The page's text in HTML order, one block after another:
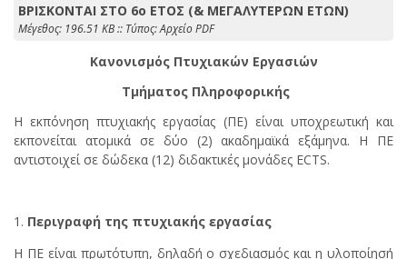
ΒΡΙΣΚΟΝΤΑΙ ΣΤΟ 6ο ΕΤΟΣ (& ΜΕΓΑΛΥΤΕΡΩΝ ΕΤΩΝ)
Mέγεθος: 196.51 KB :: Τύπος: Αρχείο PDF
Κανονισμός Πτυχιακών Εργασιών
Τμήματος Πληροφορικής
Η εκπόνηση πτυχιακής εργασίας (ΠΕ) είναι υποχρεωτική και
εκπονείται ατομικά σε δύο (2) ακαδημαϊκά εξάμηνα. Η ΠΕ
αντιστοιχεί σε δώδεκα (12) διδακτικές μονάδες ECTS.
Περιγραφή της πτυχιακής εργασίας
Η ΠΕ είναι πρωτότυπη, δηλαδή ο σχεδιασμός και η υλοποίησή